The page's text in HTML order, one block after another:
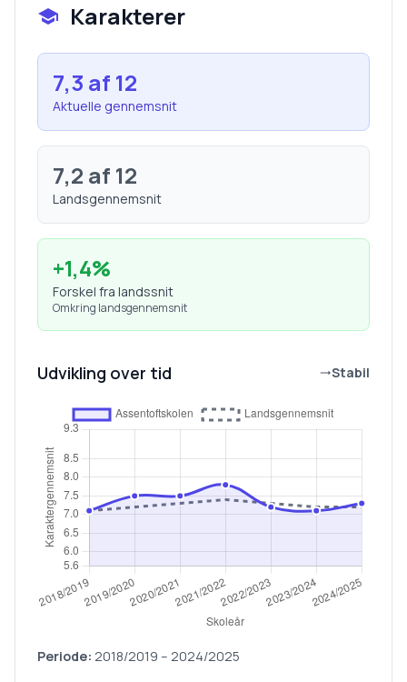
Karakterer
7,3 af 12
Aktuelle gennemsnit
7,2 af 12
Landsgennemsnit
+1,4%
Forskel fra landssnit
Omkring landsgennemsnit
Udvikling over tid Stabil
Periode: 2018/2019 – 2024/2025